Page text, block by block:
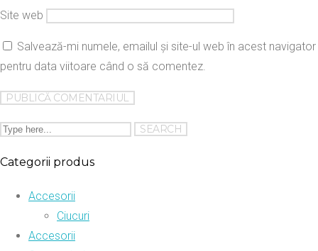
Site web
Salvează-mi numele, emailul și site-ul web în acest navigator
pentru data viitoare când o să comentez.
Categorii produs
Accesorii
Ciucuri
Accesorii